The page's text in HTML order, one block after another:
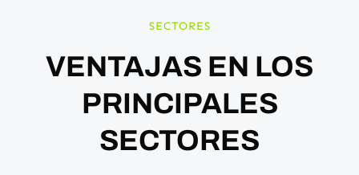
SECTORES
VENTAJAS EN LOS
PRINCIPALES
SECTORES